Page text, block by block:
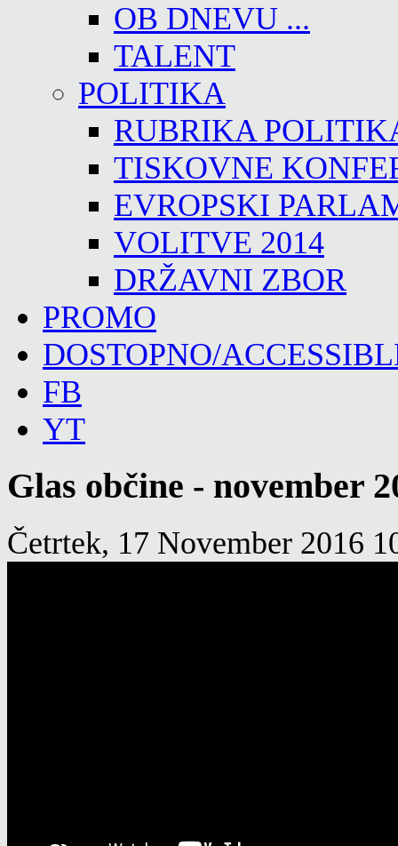
OB DNEVU ...
TALENT
POLITIKA
RUBRIKA
TISKOVNE
EVROPSKI
VOLITVE 2014
DRŽAVNI ZBOR
PROMO
DOSTOPNO/
FB
YT
Glas občine - november
Četrtek, 17 November 2016